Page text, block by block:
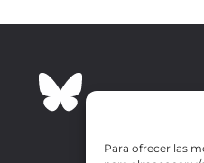
Para ofrecer las
OBRAS MÁS